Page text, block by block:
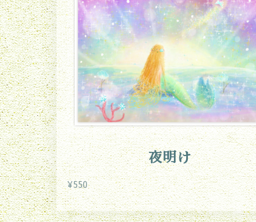
夜明け
¥550